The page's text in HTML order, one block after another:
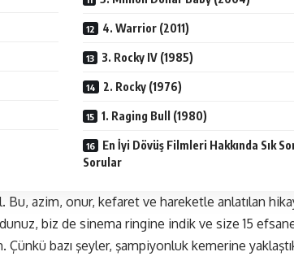
4. Warrior (2011)
3. Rocky IV (1985)
2. Rocky (1976)
1. Raging Bull (1980)
En İyi Dövüş Filmleri Hakkında Sık
Sorular
azim, onur, kefaret ve hareketle anlatılan
biz de sinema ringine indik ve size 15
Çünkü bazı şeyler, şampiyonluk kemerine